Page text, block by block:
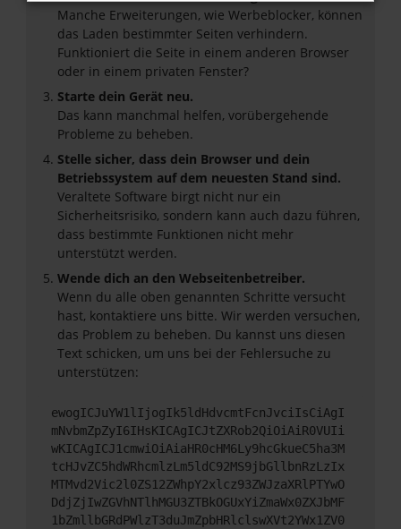
Manche Erweiterungen, wie Werbeblocker, können
das Laden bestimmter Seiten verhindern.
Funktioniert die Seite in einem anderen Browser
oder in einem privaten Fenster?
Starte dein Gerät neu.
Das kann manchmal helfen, vorübergehende
Probleme zu beheben.
Stelle sicher, dass dein Browser und dein
Betriebssystem auf dem neuesten Stand sind.
Veraltete Software birgt nicht nur ein
Sicherheitsrisiko, sondern kann auch dazu führen,
dass bestimmte Funktionen nicht mehr
unterstützt werden.
Wende dich an den Webseitenbetreiber.
Wenn du alle oben genannten Schritte versucht
hast, kontaktiere uns bitte. Wir werden versuchen,
das Problem zu beheben. Du kannst uns diesen
Text schicken, um uns bei der Fehlersuche zu
unterstützen:
ewogICJuYW1lIjogIk5ldHdvcmtFcnJvciIsCiAgI
mNvbmZpZyI6IHsKICAgICJtZXRob2QiOiAiR0VUIi
wKICAgICJ1cmwiOiAiaHR0cHM6Ly9hcGkueC5ha3M
tcHJvZC5hdWRhcmlzLm5ldC92MS9jbGllbnRzLzIx
MTMvd2Vic2l0ZS12ZWhpY2xlcz93ZWJzaXRlPTYwO
DdjZjIwZGVhNTlhMGU3ZTBkOGUxYiZmaWx0ZXJbMF
1bZmllbGRdPWlzT3duJmZpbHRlclswXVt2YWx1ZV0